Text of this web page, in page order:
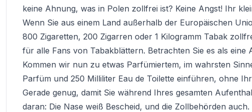
keine Ahnung, was in Polen zollfrei ist? Keine Angst! Ihr
Wenn Sie aus einem Land außerhalb der Europäischen
800 Zigaretten, 200 Zigarren oder 1 Kilogramm Tabak
für alle Fans von Tabakblättern. Betrachten Sie es als eine
Kommen wir nun zu etwas Parfümiertem, im wahrsten
Parfüm und 250 Milliliter Eau de Toilette einführen, ohne
Gerade genug, damit Sie während Ihres gesamten
daran: Die Nase weiß Bescheid, und die Zollbehörden auch.